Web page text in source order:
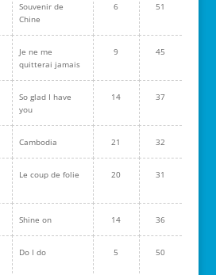
Souvenir de
Chine
6 51
Je ne me
quitterai jamais
9 45
So glad I have
you
14 37
Cambodia 21 32
Le coup de folie 20 31
Shine on 14 36
Do I do 5 50